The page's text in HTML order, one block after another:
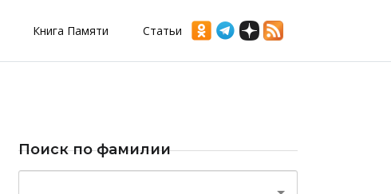
Книга Памяти Статьи
Поиск по фамилии